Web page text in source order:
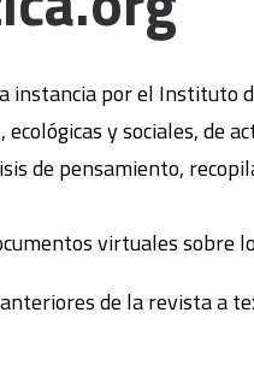
por el Instituto
y sociales, de
de pensamiento,
virtuales
de la revista a